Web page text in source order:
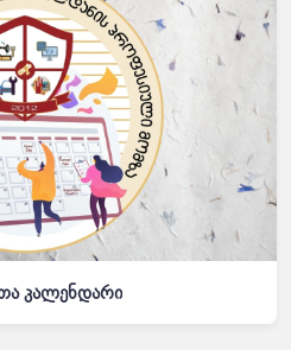
კალენდარი